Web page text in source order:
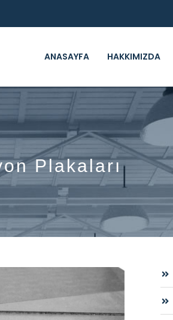
ANASAYFA HAKKIMIZDA
Plakaları